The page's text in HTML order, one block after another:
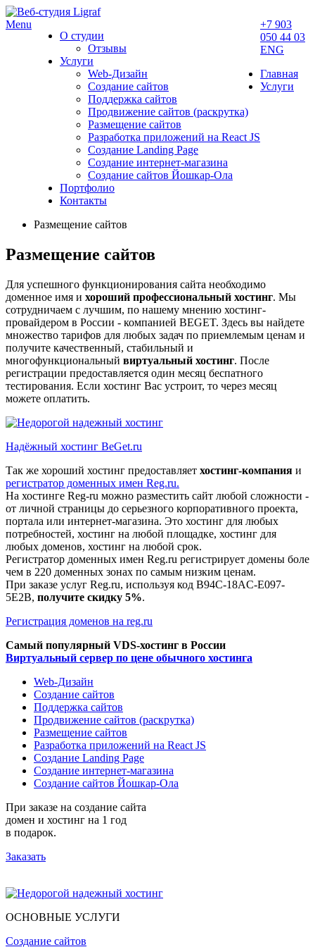
Menu
О студии
Отзывы
Услуги
Web-Дизайн
Создание сайтов
Поддержка сайтов
Продвижение сайтов (раскрутка)
Размещение сайтов
Разработка приложений на React JS
Создание Landing Page
Создание интернет-магазина
Создание сайтов Йошкар-Ола
Портфолио
Контакты
+7 903
050 44 03
ENG
Главная
Услуги
Размещение сайтов
Размещение сайтов
Для успешного функционирования сайта необходимо
доменное имя и хороший профессиональный хостинг. Мы
сотрудничаем с лучшим, по нашему мнению хостинг-
провайдером в России - компанией BEGET. Здесь вы найдете
множество тарифов для любых задач по приемлемым ценам и
получите качественный, стабильный и
многофункциональный виртуальный хостинг. После
регистрации предоставляется один месяц беспатного
тестирования. Если хостинг Вас устроит, то через месяц
можете оплатить.
Надёжный хостинг BeGet.ru
Так же хороший хостинг предоставляет хостинг-компания и
регистратор доменных имен Reg.ru.
На хостинге Reg-ru можно разместить сайт любой сложности -
от личной страницы до серьезного корпоративного проекта,
портала или интернет-магазина. Это хостинг для любых
потребностей, хостинг на любой площадке, хостинг для
любых доменов, хостинг на любой срок.
Регистратор доменных имен Reg.ru регистрирует домены боле
чем в 220 доменных зонах по самым низким ценам.
При заказе услуг Reg.ru, используя код B94C-18AC-E097-
5E2B, получите скидку 5%.
Регистрация доменов на reg.ru
Самый популярный VDS-хостинг в России
Виртуальный сервер по цене обычного хостинга
Web-Дизайн
Создание сайтов
Поддержка сайтов
Продвижение сайтов (раскрутка)
Размещение сайтов
Разработка приложений на React JS
Создание Landing Page
Создание интернет-магазина
Создание сайтов Йошкар-Ола
При заказе на создание сайта
домен и хостинг на 1 год
в подарок.
Заказать
ОСНОВНЫЕ УСЛУГИ
Создание сайтов